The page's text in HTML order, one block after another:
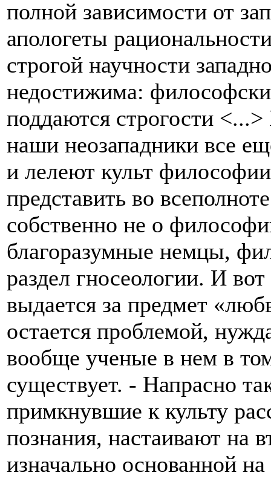
полной зависимости от
апологеты
строгой научности
недостижима:
поддаются строгости
наши неозападники все
и лелеют культ
представить во
собственно не о
благоразумные немцы,
раздел гносеологии. И
выдается за предмет
остается проблемой,
вообще ученые в нем в
существует. - Напрасно
примкнувшие к культу
познания, настаивают на
изначально основанной